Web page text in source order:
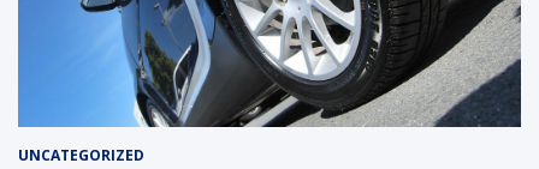
UNCATEGORIZED